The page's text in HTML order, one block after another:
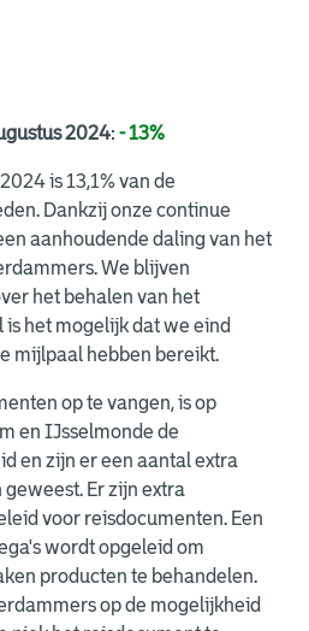
2024: - 13%
is 13,1% van de
Dankzij onze continue
aanhoudende daling van het
We blijven
het behalen van het
het mogelijk dat we eind
mijlpaal hebben bereikt.
op te vangen, is op
en IJsselmonde de
en zijn er een aantal extra
Er zijn extra
voor reisdocumenten. Een
wordt opgeleid om
producten te behandelen.
op de mogelijkheid